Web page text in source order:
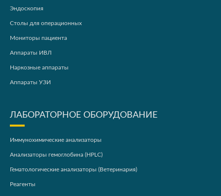
Эндоскопия
Столы для операционных
Мониторы пациента
Аппараты ИВЛ
Наркозные аппараты
Аппараты УЗИ
ЛАБОРАТОРНОЕ ОБОРУДОВАНИЕ
Иммунохимические анализаторы
Анализаторы гемоглобина (HPLC)
Гематологические анализаторы (Ветеринария)
Реагенты